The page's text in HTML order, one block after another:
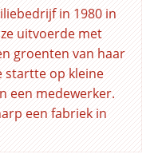
in 1980 in
uitvoerde met
groenten van haar
startte op kleine
een medewerker.
een fabriek in